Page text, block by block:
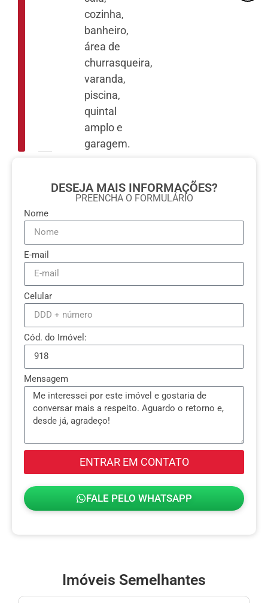
cozinha,
banheiro,
área de
churrasqueira,
varanda,
piscina,
quintal
amplo e
garagem.
DESEJA MAIS INFORMAÇÕES?
PREENCHA O FORMULÁRIO
Nome
E-mail
Celular
Cód. do Imóvel:
Mensagem
ENTRAR EM CONTATO
FALE PELO WHATSAPP
Imóveis Semelhantes